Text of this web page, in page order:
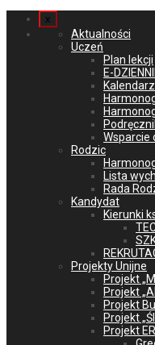
x
Aktualności
Uczeń
Plan lekcji
E-
Wsparcie
Rodzic
Lista
Rada
Kandydat
Kierunki
Projekty Unijne
Projekt
Projekt
Projekt
Projekt
Projekt